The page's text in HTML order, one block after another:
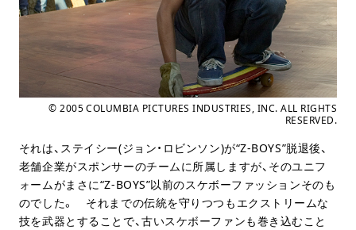
© 2005 COLUMBIA PICTURES INDUSTRIES, INC. ALL RIGHTS
RESERVED.
それは、ステイシー(ジョン・ロビンソン)が“Z-BOYS”脱退後、
老舗企業がスポンサーのチームに所属しますが、そのユニフ
ォームがまさに“Z-BOYS”以前のスケボーファッションそのも
のでした。 それまでの伝統を守りつつもエクストリームな
技を武器とすることで、古いスケボーファンも巻き込むこと